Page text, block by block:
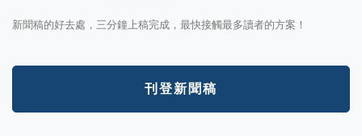
新聞稿的好去處，三分鐘上稿完成，最快接觸最多讀者的方案！
刊登新聞稿